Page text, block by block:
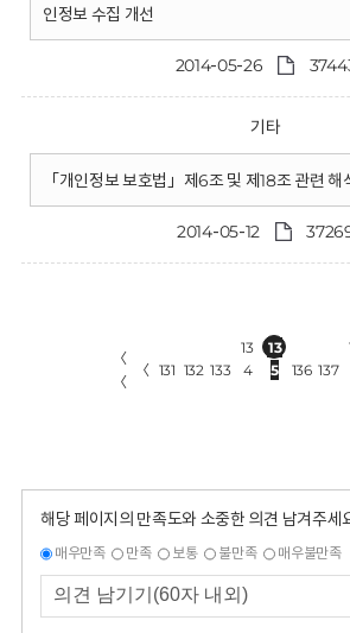
인정보 수집 개선
2014-05-26
기타
「개인정보 보호법」제6조 및 제18조 관련 해
2014-05-12
〈
〈
〈 131 132 133
13
4
13
5
136 137
해당 페이지의 만족도와 소중한 의견 남겨주세
매우만족 만족 보통 불만족 매우불만족